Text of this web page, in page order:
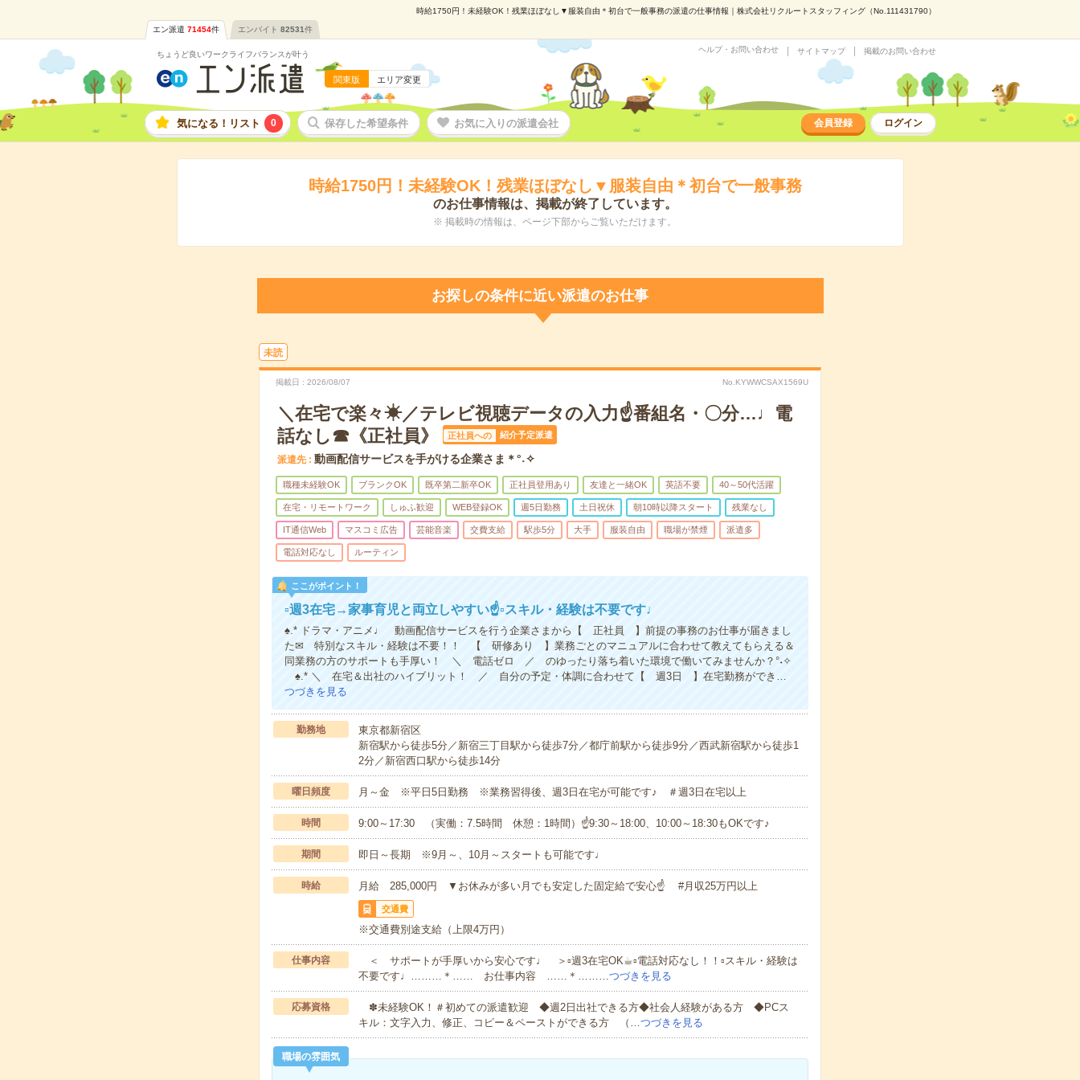
時給1750円！未経験OK！残業ほぼなし▼服装自由＊初台で一般事務の派遣の仕事情報｜株式会社リクルートスタッフィング（No.111431790）
エン派遣 71454件 エンバイト 82531件
ちょうど良いワークライフバランスが叶う
関東版 エリア変更
ヘルプ・お問い合わせ サイトマップ 掲載のお問い合わせ
気になる！リスト 0 保存した希望条件 お気に入りの派遣会社 会員登録 ログイン
時給1750円！未経験OK！残業ほぼなし▼服装自由＊初台で一般事務
のお仕事情報は、掲載が終了しています。
※ 掲載時の情報は、ページ下部からご覧いただけます。
お探しの条件に近い派遣のお仕事
未読
掲載日 2026/08/07 No.KYWWCSAX1569U
＼在宅で楽々☀／テレビ視聴データの入力☝番組名・〇分…♩電
話なし☎《正社員》
正社員への 紹介予定派遣
派遣先 動画配信サービスを手がける企業さま＊°˖✧
職種未経験OK ブランクOK 既卒第二新卒OK 正社員登用あり 友達と一緒OK 英語不要 40～50代活躍
在宅・リモートワーク しゅふ歓迎 WEB登録OK 週5日勤務 土日祝休 朝10時以降スタート 残業なし
IT通信Web マスコミ広告 芸能音楽 交費支給 駅歩5分 大手 服装自由 職場が禁煙 派遣多
電話対応なし ルーティン
ここがポイント！
▫週3在宅→家事育児と両立しやすい☝▫スキル・経験は不要です♩
♠.* ドラマ・アニメ♩ 動画配信サービスを行う企業さまから【 正社員 】前提の事務のお仕事が届きまし
た✉ 特別なスキル・経験は不要！！ 【 研修あり 】業務ごとのマニュアルに合わせて教えてもらえる＆
同業務の方のサポートも手厚い！ ＼ 電話ゼロ ／ のゆったり落ち着いた環境で働いてみませんか？°˖✧
♠.* ＼ 在宅＆出社のハイブリット！ ／ 自分の予定・体調に合わせて【 週3日 】在宅勤務ができ…
つづきを見る
勤務地
東京都新宿区
新宿駅から徒歩5分／新宿三丁目駅から徒歩7分／都庁前駅から徒歩9分／西武新宿駅から徒歩1
2分／新宿西口駅から徒歩14分
曜日頻度 月～金 ※平日5日勤務 ※業務習得後、週3日在宅が可能です♪ ＃週3日在宅以上
時間 9:00～17:30 （実働：7.5時間 休憩：1時間）☝9:30～18:00、10:00～18:30もOKです♪
期間 即日～長期 ※9月～、10月～スタートも可能です♩
時給 月給 285,000円 ▼お休みが多い月でも安定した固定給で安心☝ #月収25万円以上
交通費
※交通費別途支給（上限4万円）
仕事内容
＜ サポートが手厚いから安心です♩ ＞▫週3在宅OK☕︎▫電話対応なし！！▫スキル・経験は
不要です♩………＊…… お仕事内容 ……＊………つづきを見る
応募資格
✽未経験OK！＃初めての派遣歓迎 ◆週2日出社できる方◆社会人経験がある方 ◆PCス
キル：文字入力、修正、コピー＆ペーストができる方 （…つづきを見る
職場の雰囲気